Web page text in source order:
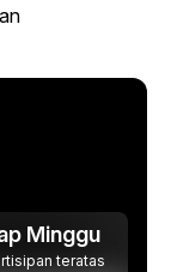
Minggu
teratas